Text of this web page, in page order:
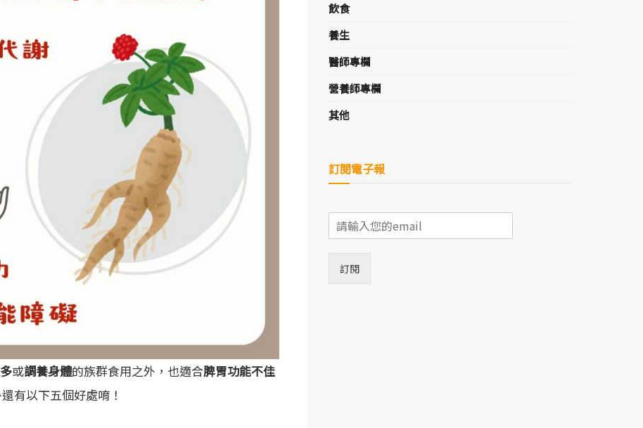
或調養身體的族群食用之外，也適合脾胃功能不佳
有以下五個好處唷！
飲食
養生
醫師專欄
營養師專欄
其他
訂閱電子報
E
m
*
訂閱